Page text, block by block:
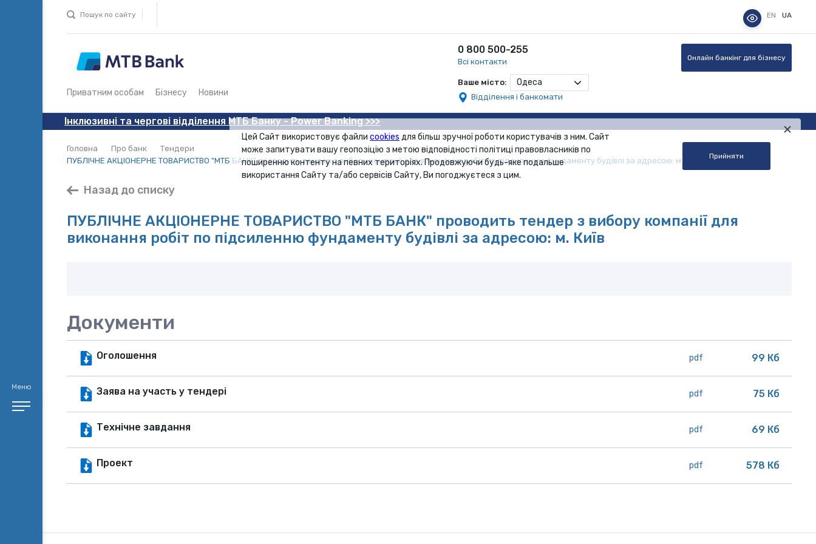
Меню
Пошук по сайту EN UA
Приватним особам Бізнесу Новини
0 800 500-255
Всі контакти
Ваше місто: Одеса
Відділення і банкомати
Онлайн банкінг для бізнесу
Інклюзивні та чергові відділення МТБ Банку - Power Banking >>>
Головна Про банк
Тендери
ПУБЛІЧНЕ АКЦІОНЕРНЕ ТОВАРИСТВО "МТБ БАНК" проводить тендер з вибору компанії для виконання робіт по підсиленню фундаменту будівлі за адресою: м. Київ
Назад до списку
ПУБЛІЧНЕ АКЦІОНЕРНЕ ТОВАРИСТВО "МТБ БАНК" проводить тендер з вибору компанії для
виконання робіт по підсиленню фундаменту будівлі за адресою: м. Київ
Документи
Оголошення pdf 99 Кб
Заява на участь у тендері pdf 75 Кб
Технічне завдання pdf 69 Кб
Проект pdf 578 Кб
Цей Сайт використовує файлиcookies для більш зручної роботи користувачів з ним. Сайт
може запитувати вашу геопозіцію з метою відповідності політиці правовласників по
поширенню контенту на певних територіях. Продовжуючи будь-яке подальше
використання Сайту та/або сервісів Сайту, Ви погоджуєтеся з цим.
Прийняти